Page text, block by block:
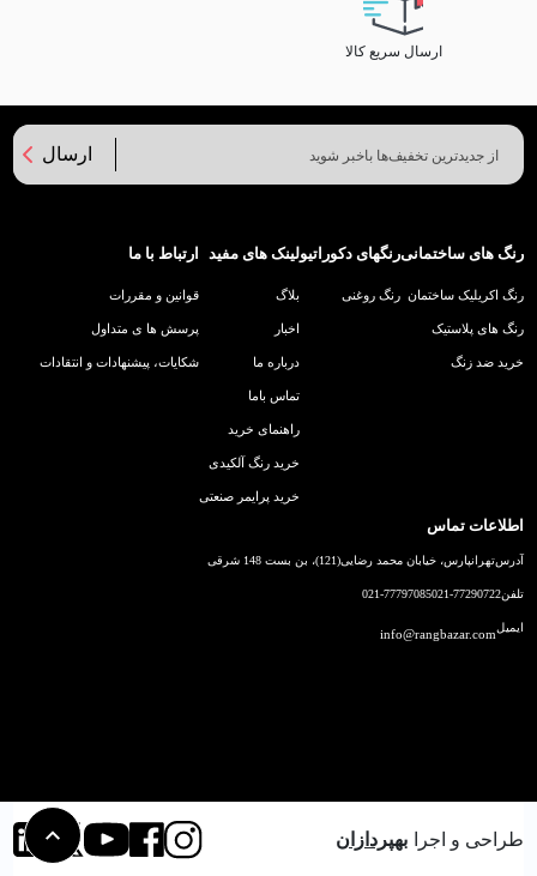
ارسال سریع کالا
ارسال
رنگ های ساختمانی
رنگ اکریلیک ساختمان
رنگ های پلاستیک
خرید ضد زنگ
رنگهای دکوراتیو
رنگ روغنی
لینک های مفید
بلاگ
اخبار
درباره ما
تماس باما
راهنمای خرید
خرید رنگ آلکیدی
خرید پرایمر صنعتی
ارتباط با ما
قوانین و مقررات
پرسش ها ی متداول
شکایات، پیشنهادات و انتقادات
اطلاعات تماس
آدرستهرانپارس، خیابان محمد رضایی(121)، بن بست 148 شرقی
تلفن021-77290722
021-77797085
ایمیلinfo@rangbazar.com
طراحی و اجرا بهپردازان